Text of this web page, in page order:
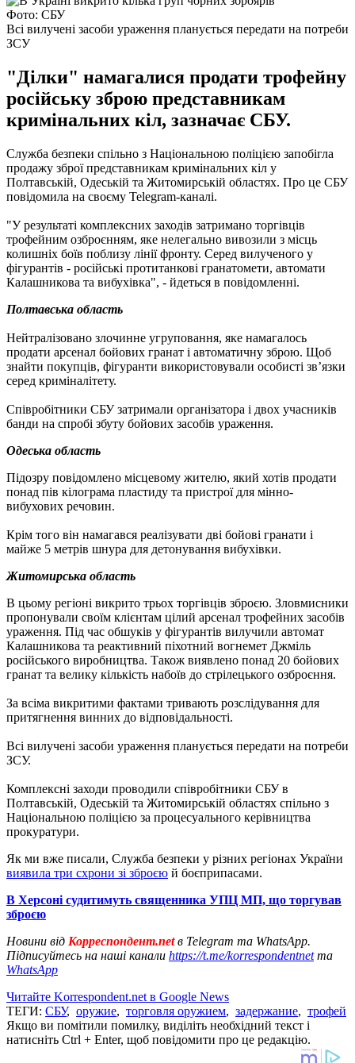
Фото: СБУ
Всі вилучені засоби ураження планується передати на потреби
ЗСУ
"Ділки" намагалися продати трофейну
російську зброю представникам
кримінальних кіл, зазначає СБУ.
Служба безпеки спільно з Національною поліцією запобігла
продажу зброї представникам кримінальних кіл у
Полтавській, Одеській та Житомирській областях. Про це СБУ
повідомила на своєму Telegram-каналі.
"У результаті комплексних заходів затримано торгівців
трофейним озброєнням, яке нелегально вивозили з місць
колишніх боїв поблизу лінії фронту. Серед вилученого у
фігурантів - російські протитанкові гранатомети, автомати
Калашникова та вибухівка", - йдеться в повідомленні.
Полтавська область
Нейтралізовано злочинне угруповання, яке намагалось
продати арсенал бойових гранат і автоматичну зброю. Щоб
знайти покупців, фігуранти використовували особисті зв’язки
серед криміналітету.
Співробітники СБУ затримали організатора і двох учасників
банди на спробі збуту бойових засобів ураження.
Одеська область
Підозру повідомлено місцевому жителю, який хотів продати
понад пів кілограма пластиду та пристрої для мінно-
вибухових речовин.
Крім того він намагався реалізувати дві бойові гранати і
майже 5 метрів шнура для детонування вибухівки.
Житомирська область
В цьому регіоні викрито трьох торгівців зброєю. Зловмисники
пропонували своїм клієнтам цілий арсенал трофейних засобів
ураження. Під час обшуків у фігурантів вилучили автомат
Калашникова та реактивний піхотний вогнемет Джміль
російського виробництва. Також виявлено понад 20 бойових
гранат та велику кількість набоїв до стрілецького озброєння.
За всіма викритими фактами тривають розслідування для
притягнення винних до відповідальності.
Всі вилучені засоби ураження планується передати на потреби
ЗСУ.
Комплексні заходи проводили співробітники СБУ в
Полтавській, Одеській та Житомирській областях спільно з
Національною поліцією за процесуального керівництва
прокуратури.
Як ми вже писали, Служба безпеки у різних регіонах України
виявила три схрони зі зброєю й боєприпасами.
В Херсоні судитимуть священника УПЦ МП, що торгував
зброєю
Новини від Корреспондент.netв Telegram та WhatsApp.
Підписуйтесь на наші канали https://t.me/korrespondentnetта
WhatsApp
Читайте Korrespondent.net в Google News
ТЕГИ: СБУ, оружие, торговля оружием, задержание, трофей
Якщо ви помітили помилку, виділіть необхідний текст і
натисніть Ctrl + Enter, щоб повідомити про це редакцію.